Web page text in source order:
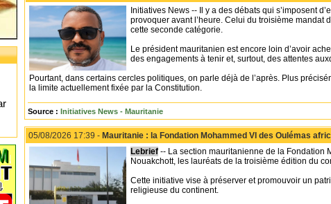
Initiatives News -- Il y a des débats qui s’imposent
provoquer avant l’heure. Celui du troisième
cette seconde catégorie.
Le président mauritanien est encore loin d’avoir
des engagements à tenir et, surtout, des attentes
Pourtant, dans certains cercles politiques, on parle déjà de l’après. Plus
la limite actuellement fixée par la Constitution.
Source : Initiatives News - Mauritanie
05/08/2026 17:39 - Mauritanie : la Fondation Mohammed VI des Oulémas
Lebrief -- La section mauritanienne de la Fondation
Nouakchott, les lauréats de la troisième édition du
Cette initiative vise à préserver et promouvoir un
religieuse du continent.